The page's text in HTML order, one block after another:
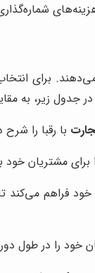
برای
جدول زیر، به
با رقبا را
برای مشتریان خود
فراهم می‌کند
خود را در طول